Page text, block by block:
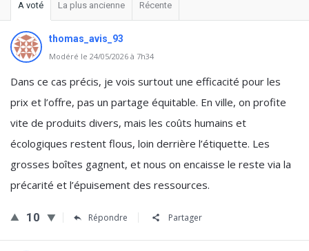
A voté La plus ancienne Récente
thomas_avis_93
Modéré le 24/05/2026 à 7h34
Dans ce cas précis, je vois surtout une efficacité pour les
prix et l’offre, pas un partage équitable. En ville, on profite
vite de produits divers, mais les coûts humains et
écologiques restent flous, loin derrière l’étiquette. Les
grosses boîtes gagnent, et nous on encaisse le reste via la
précarité et l’épuisement des ressources.
10 Répondre Partager